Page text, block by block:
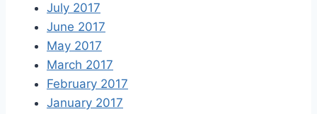
July 2017
June 2017
May 2017
March 2017
February 2017
January 2017